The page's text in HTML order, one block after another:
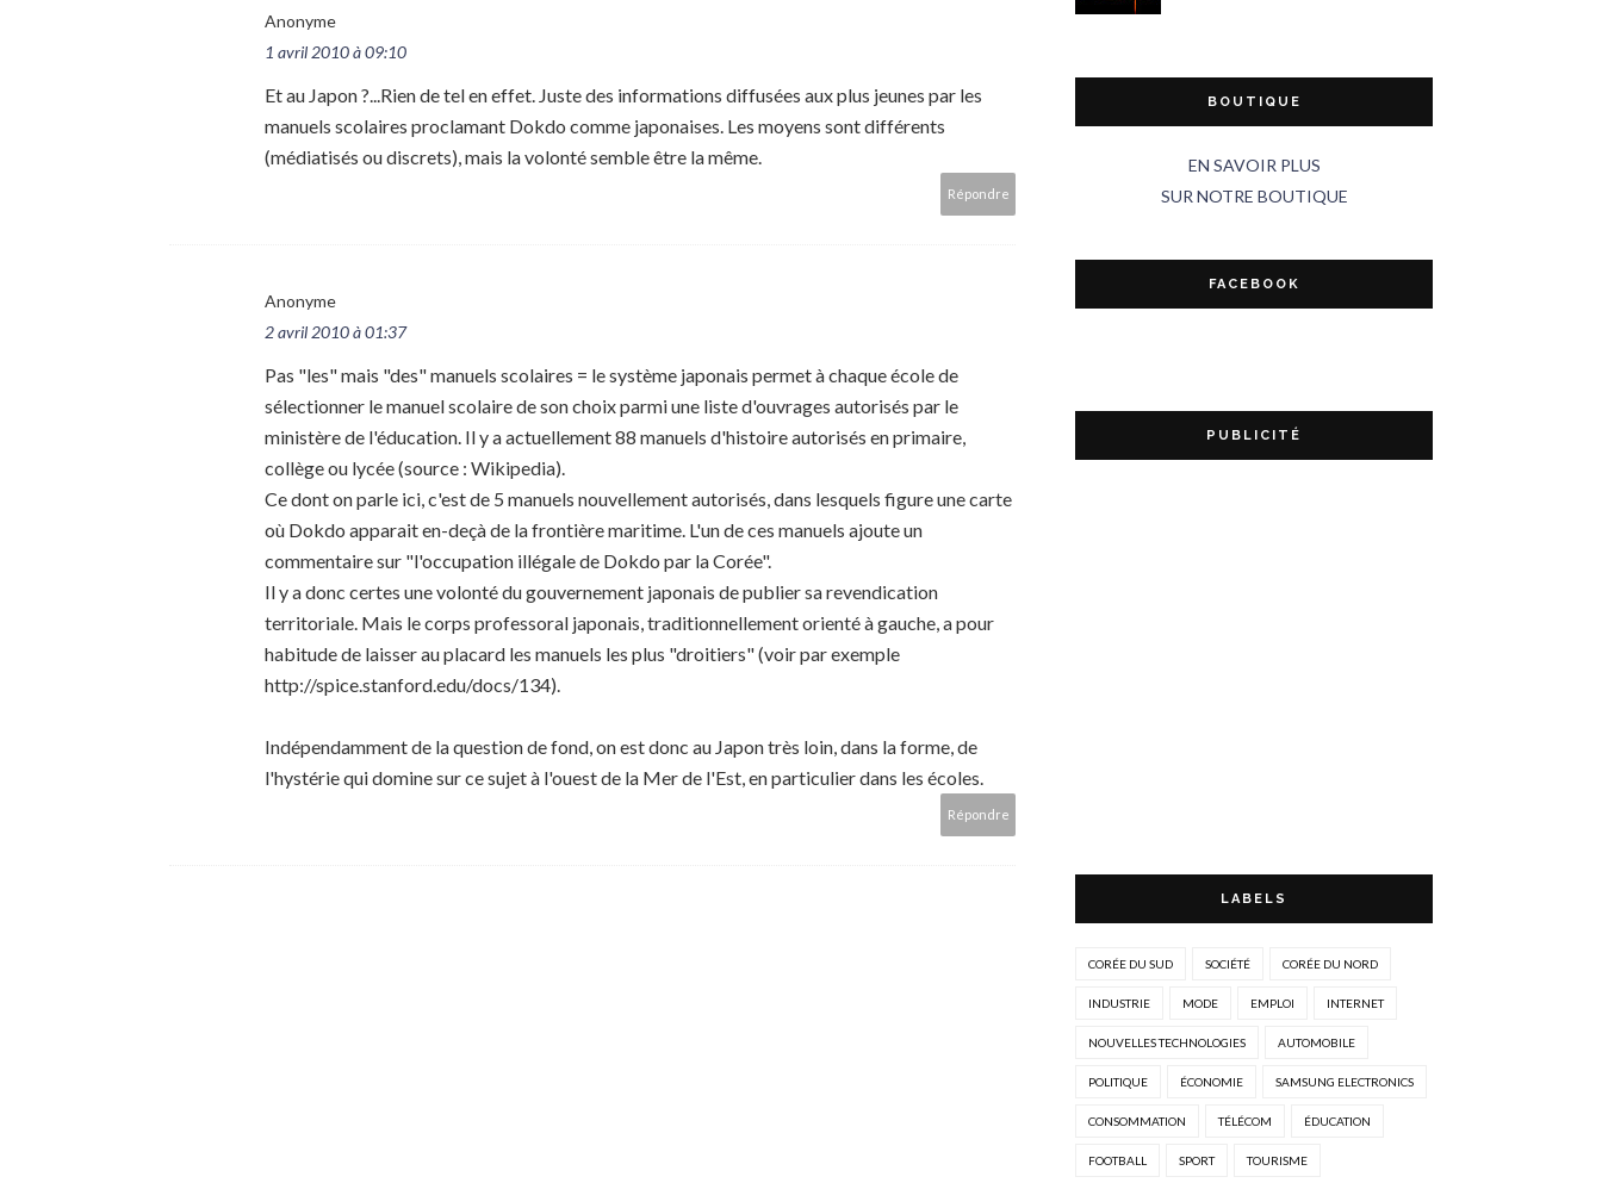
Anonyme
1 avril 2010 à 09:10
Et au Japon ?...Rien de tel en effet. Juste des informations diffusées aux plus jeunes par les
manuels scolaires proclamant Dokdo comme japonaises. Les moyens sont différents
(médiatisés ou discrets), mais la volonté semble être la même.
Répondre
Anonyme
2 avril 2010 à 01:37
Pas "les" mais "des" manuels scolaires = le système japonais permet à chaque école de
sélectionner le manuel scolaire de son choix parmi une liste d'ouvrages autorisés par le
ministère de l'éducation. Il y a actuellement 88 manuels d'histoire autorisés en primaire,
collège ou lycée (source : Wikipedia).
Ce dont on parle ici, c'est de 5 manuels nouvellement autorisés, dans lesquels figure une carte
où Dokdo apparait en-deçà de la frontière maritime. L'un de ces manuels ajoute un
commentaire sur "l'occupation illégale de Dokdo par la Corée".
Il y a donc certes une volonté du gouvernement japonais de publier sa revendication
territoriale. Mais le corps professoral japonais, traditionnellement orienté à gauche, a pour
habitude de laisser au placard les manuels les plus "droitiers" (voir par exemple
http://spice.stanford.edu/docs/134).
Indépendamment de la question de fond, on est donc au Japon très loin, dans la forme, de
l'hystérie qui domine sur ce sujet à l'ouest de la Mer de l'Est, en particulier dans les écoles.
Répondre
BOUTIQUE
EN SAVOIR PLUS
SUR NOTRE BOUTIQUE
FACEBOOK
PUBLICITÉ
LABELS
CORÉE DU SUD SOCIÉTÉ CORÉE DU NORD
INDUSTRIE MODE EMPLOI INTERNET
NOUVELLES TECHNOLOGIES AUTOMOBILE
POLITIQUE ÉCONOMIE SAMSUNG ELECTRONICS
CONSOMMATION TÉLÉCOM ÉDUCATION
FOOTBALL SPORT TOURISME